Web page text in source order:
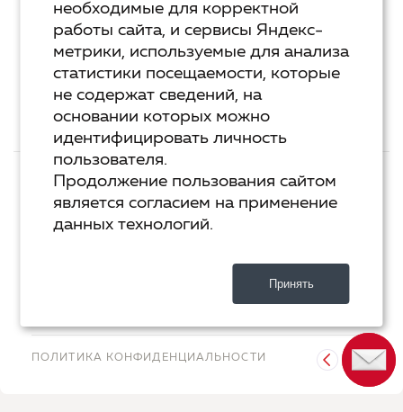
Курс «Я пишу - мне отвечают»
Сервисы
Организовать акцию в своем городе
ТЕХ.ПОДДЕРЖКА
ХОСТИНГ YANDEX CLOUD
ПОЛИТИКА КОНФИДЕНЦИАЛЬНОСТИ
необходимые для корректной
работы сайта, и сервисы Яндекс-
метрики, используемые для анализа
статистики посещаемости, которые
не содержат сведений, на
основании которых можно
идентифицировать личность
пользователя.
Продолжение пользования сайтом
является согласием на применение
данных технологий.
Принять